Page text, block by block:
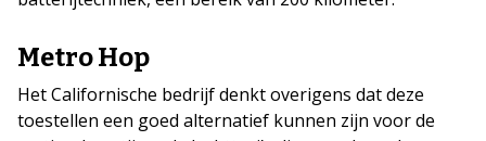
Metro Hop
Het Californische bedrijf denkt overigens dat deze
toestellen een goed alternatief kunnen zijn voor de